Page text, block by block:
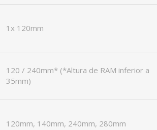
1x 120mm
120 / 240mm* (*Altura de RAM inferior a
35mm)
120mm, 140mm, 240mm, 280mm